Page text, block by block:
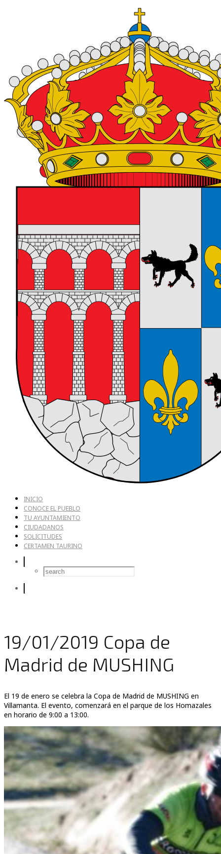
INICIO
CONOCE EL PUEBLO
TU AYUNTAMIENTO
CIUDADANOS
SOLICITUDES
CERTAMEN TAURINO
19/01/2019 Copa de
Madrid de MUSHING
El 19 de enero se celebra la Copa de Madrid de MUSHING en
Villamanta. El evento, comenzará en el parque de los Homazales
en horario de 9:00 a 13:00.